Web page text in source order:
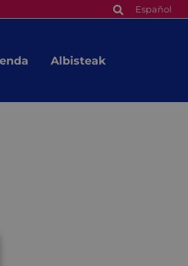
Español
Albisteak